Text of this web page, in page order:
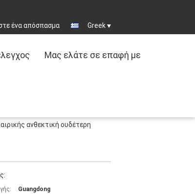
ένα απόσπασμα Greek
Μας ελάτε σε επαφή με
ανθεκτική ουδέτερη
Guangdong